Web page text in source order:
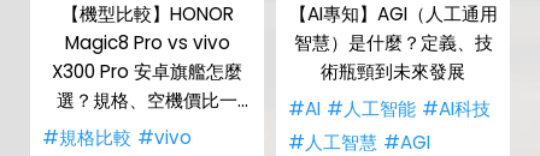
【機型比較】HONOR
Magic8 Pro vs vivo
X300 Pro 安卓旗艦怎麼
選？規格、空機價比一
比！
#規格比較 #vivo
【AI專知】AGI（人工通用
智慧）是什麼？定義、技
術瓶頸到未來發展
#AI #人工智能 #AI科技
#人工智慧 #AGI